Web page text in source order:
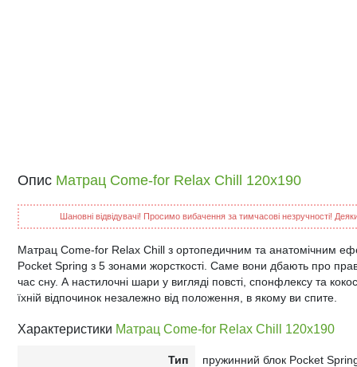
Опис Матрац Come-for Relax Chill 120x190
Шановні відвідувачі! Просимо вибачення за тимчасові незручності!
Матрац Come-for Relax Chill з ортопедичним та анатомічним
Pocket Spring з 5 зонами жорсткості. Саме вони дбають про
час сну. А настилочні шари у вигляді повсті, спонфлексу та
їхній відпочинок незалежно від положення, в якому ви спите.
Характеристики Матрац Come-for Relax Chill 120x190
Тип пружинний блок Pocket